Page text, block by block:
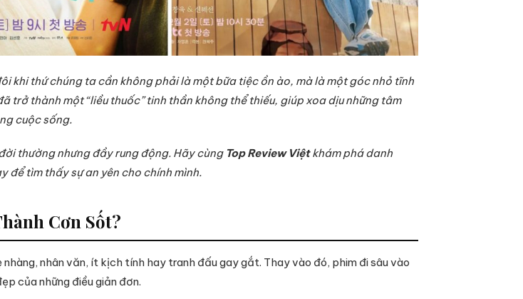
khi thứ chúng ta cần không phải là một bữa tiệc ồn ào, mà là một góc nhỏ tĩnh
trở thành một “liều thuốc” tinh thần không thể thiếu, giúp xoa dịu những tâm
cuộc sống.
thường nhưng đầy rung động. Hãy cùng Top Review Việtkhám phá danh
để tìm thấy sự an yên cho chính mình.
Cơn Sốt?
nhân văn, ít kịch tính hay tranh đấu gay gắt. Thay vào đó, phim đi sâu vào
của những điều giản đơn.